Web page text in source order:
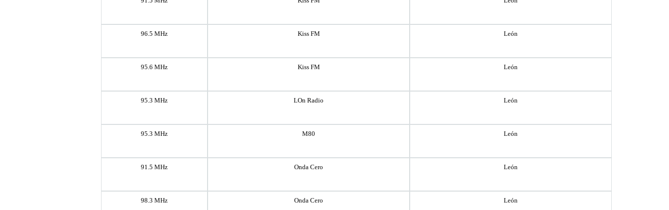
96.5 MHz Kiss FM León
95.6 MHz Kiss FM León
95.3 MHz LOn Radio León
95.3 MHz M80 León
91.5 MHz Onda Cero León
98.3 MHz Onda Cero León